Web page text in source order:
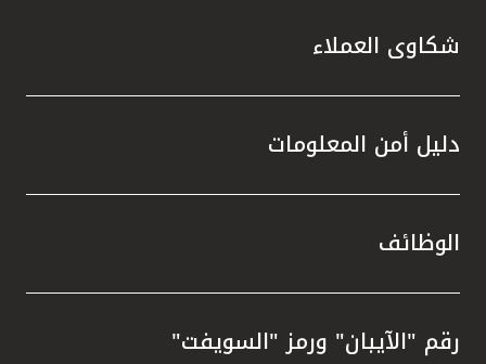
شكاوى العملاء
دليل أمن المعلومات
الوظائف
رقم "الآيبان" ورمز "السويفت"